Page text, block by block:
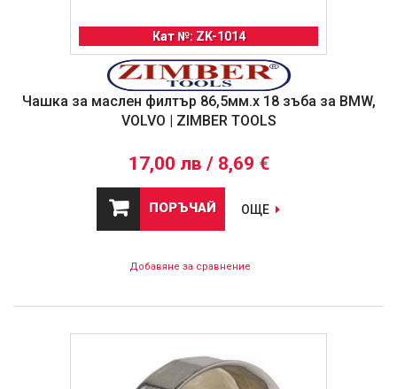
Кат №: ZK-1014
Чашка за маслен филтър 86,5мм.x 18 зъба за BMW,
VOLVO | ZIMBER TOOLS
17,00 лв / 8,69 €
ПОРЪЧАЙ ОЩЕ
Добавяне за сравнение